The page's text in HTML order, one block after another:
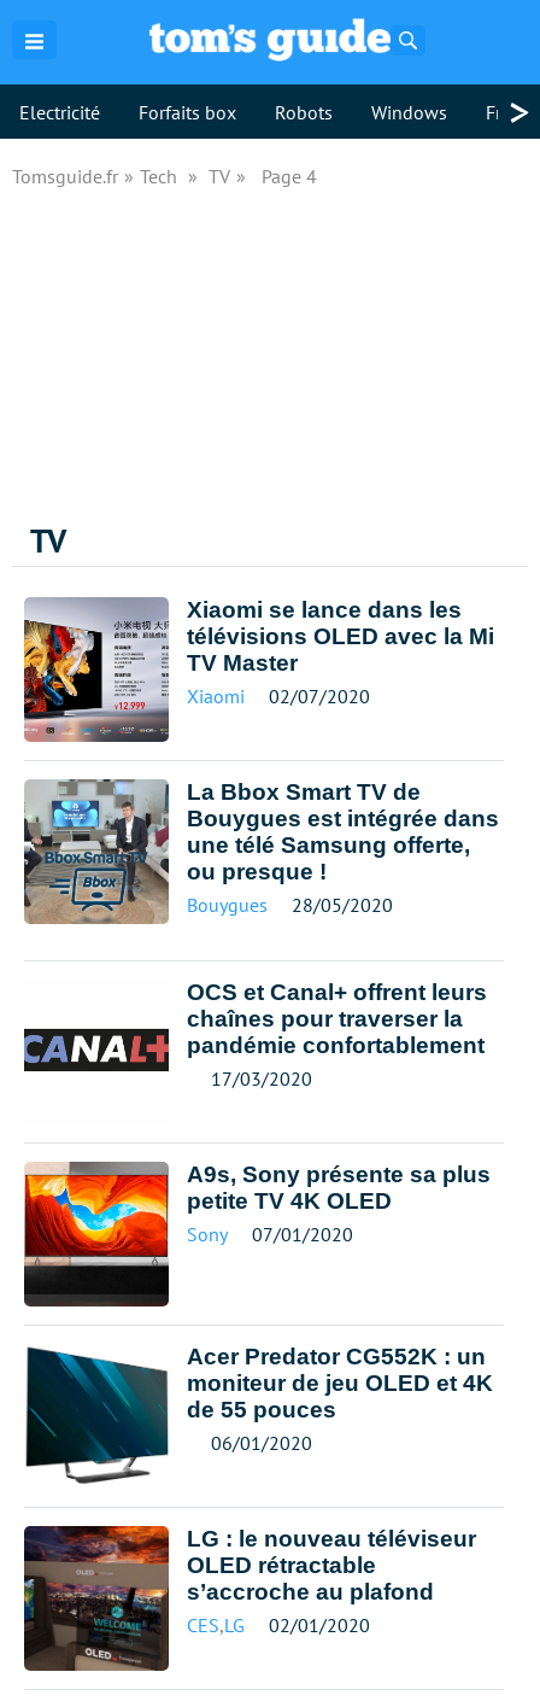
Electricité Forfaits box Robots Windows >
Tomsguide.fr Tech TV Page 4
TV
Xiaomi se lance dans les
télévisions OLED avec la Mi
TV Master
Xiaomi 02/07/2020
La Bbox Smart TV de
Bouygues est intégrée dans
une télé Samsung offerte,
ou presque !
Bouygues 28/05/2020
OCS et Canal+ offrent leurs
chaînes pour traverser la
pandémie confortablement
17/03/2020
A9s, Sony présente sa plus
petite TV 4K OLED
Sony 07/01/2020
Acer Predator CG552K : un
moniteur de jeu OLED et 4K
de 55 pouces
06/01/2020
LG : le nouveau téléviseur
OLED rétractable
s’accroche au plafond
CES,LG 02/01/2020